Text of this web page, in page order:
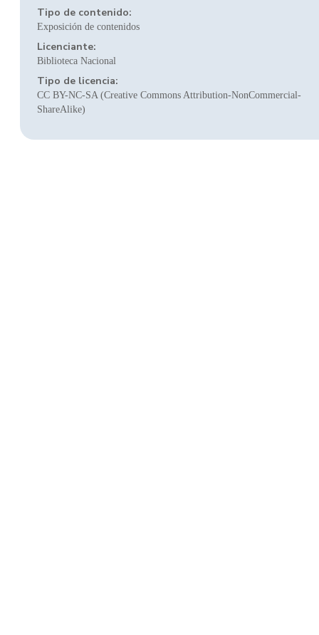
Tipo de contenido:
Exposición de contenidos
Licenciante:
Biblioteca Nacional
Tipo de licencia:
CC BY-NC-SA (Creative Commons Attribution-NonCommercial-
ShareAlike)